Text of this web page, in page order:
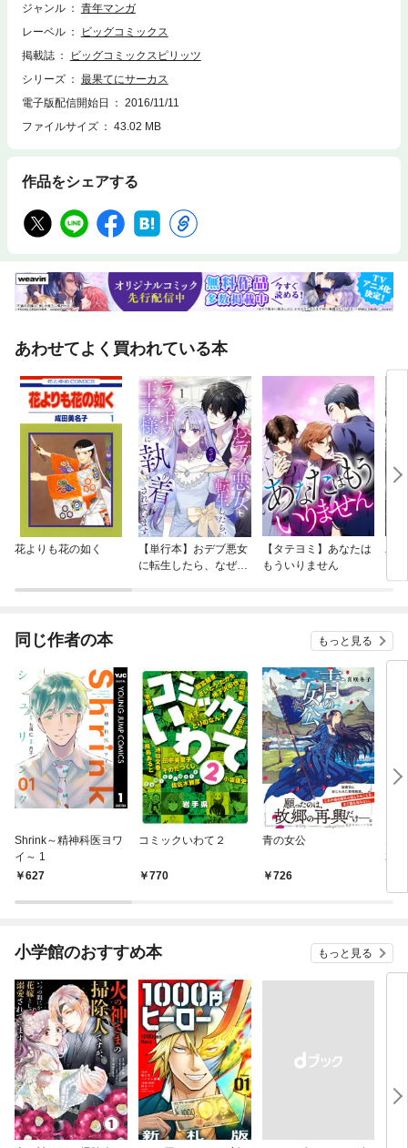
ジャンル
青年マンガ
レーベル
ビッグコミックス
掲載誌
ビッグコミックスピリッツ
シリーズ
最果てにサーカス
電子版配信開始日
2016/11/11
ファイルサイズ
43.02 MB
作品をシェアする
あわせてよく買われている本
花よりも花の如く
【単行本】おデブ悪女
に転生したら、なぜか
【タテヨミ】あなたは
もういりません
バ
今
同じ作者の本 もっと見る
Shrink～精神科医ヨワ
イ～ 1
627
コミックいわて２
770
青の女公
726
小学館のおすすめ本 もっと見る